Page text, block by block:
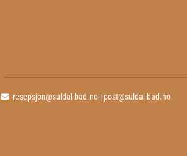
 resepsjon@suldal-bad.no | post@suldal-bad.no